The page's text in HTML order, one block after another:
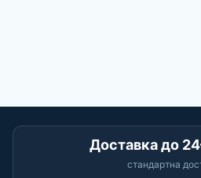
Доставка до
стандартна